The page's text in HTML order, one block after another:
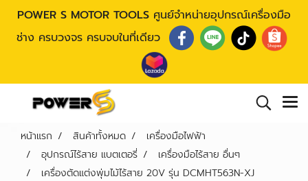
POWER S MOTOR TOOLS ศูนย์จำหน่ายอุปกรณ์เครื่องมือ
ช่าง ครบวงจร ครบจบในที่เดียว
หน้าแรก สินค้าทั้งหมด
เครื่องมือไฟฟ้า
อุปกรณ์ไร้สาย แบตเตอรี่
เครื่องมือไร้สาย อื่นๆ
เครื่องตัดแต่งพุ่มไม้ไร้สาย 20V รุ่น DCMHT563N-XJ